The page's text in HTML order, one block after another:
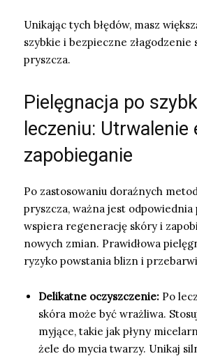
Unikając tych błędów, masz
szybkie i bezpieczne złagodzenie
pryszcza.
Pielęgnacja po
leczeniu:
zapobieganie
Po zastosowaniu doraźnych
pryszcza, ważna jest odpowiednia
wspiera regenerację skóry i
nowych zmian. Prawidłowa
ryzyko powstania blizn i
Delikatne oczyszczenie: Po
skóra może być wrażliwa.
myjące, takie jak płyny
żele do mycia twarzy. Unikaj